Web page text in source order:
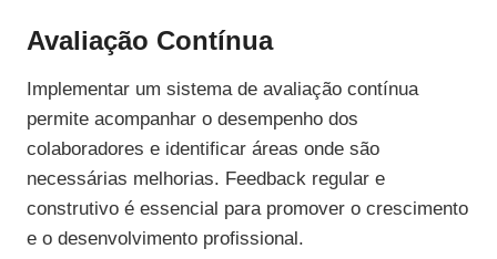
Avaliação Contínua
Implementar um sistema de avaliação contínua
permite acompanhar o desempenho dos
colaboradores e identificar áreas onde são
necessárias melhorias. Feedback regular e
construtivo é essencial para promover o crescimento
e o desenvolvimento profissional.